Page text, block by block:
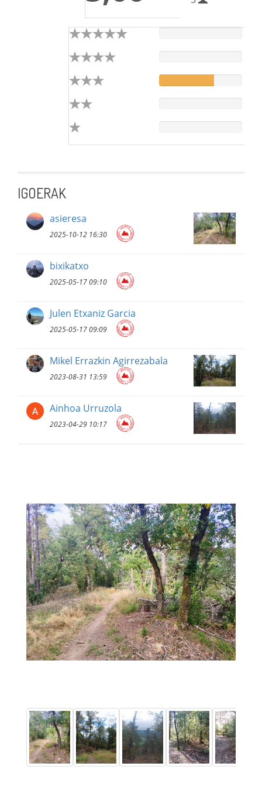
IGOERAK
asieresa
2025-10-12 16:30
bixikatxo
2025-05-17 09:10
Julen Etxaniz Garcia
2025-05-17 09:09
Mikel Errazkin Agirrezabala
2023-08-31 13:59
Ainhoa Urruzola
2023-04-29 10:17